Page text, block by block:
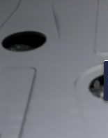
Projecten
FAQ
Vacatures